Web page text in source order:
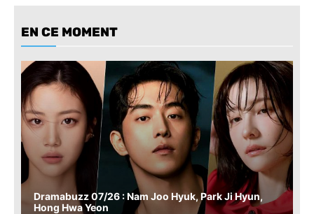
EN CE MOMENT
Dramabuzz 07/26 : Nam Joo Hyuk, Park Ji Hyun,
Hong Hwa Yeon